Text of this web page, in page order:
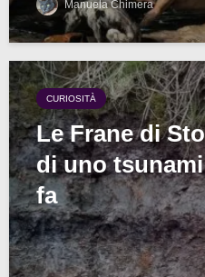
Manuela Chimera
CURIOSITÀ
Le Frane di
di uno
fa